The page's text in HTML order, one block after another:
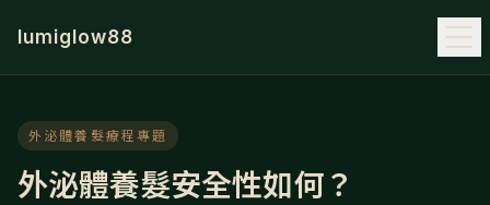
lumiglow88
外泌體養髮療程專題
外泌體養髮安全性如何？